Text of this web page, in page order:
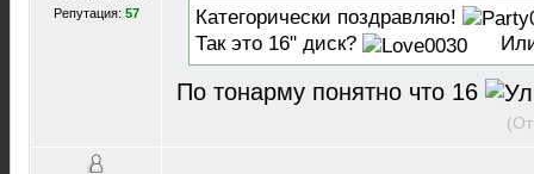
Репутация: 57
Категорически поздравляю!
Так это 16" диск?
По тонарму понятно что 16